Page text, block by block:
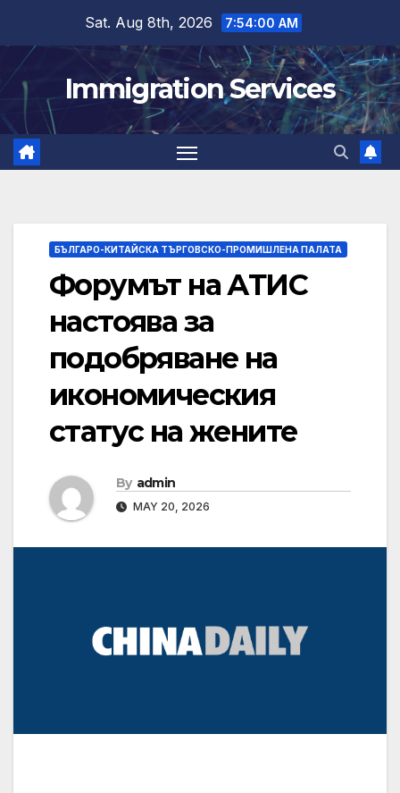
content
Sat. Aug 8th, 2026 7:54:01 AM
Immigration Services
БЪЛГАРО-КИТАЙСКА ТЪРГОВСКО-ПРОМИШЛЕНА ПАЛАТА
Форумът на АТИС
настоява за
подобряване на
икономическия
статус на жените
By admin
MAY 20, 2026